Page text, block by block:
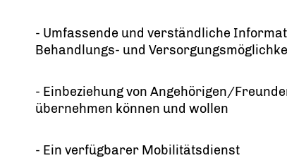
- Umfassende und verständliche
Behandlungs- und
- Einbeziehung von Angehörigen/
übernehmen können und wollen
- Ein verfügbarer Mobilitätsdienst